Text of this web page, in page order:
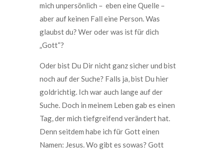
mich unpersönlich – eben eine Quelle –
aber auf keinen Fall eine Person. Was
glaubst du? Wer oder was ist für dich
„Gott“?
Oder bist Du Dir nicht ganz sicher und bist
noch auf der Suche? Falls ja, bist Du hier
goldrichtig. Ich war auch lange auf der
Suche. Doch in meinem Leben gab es einen
Tag, der mich tiefgreifend verändert hat.
Denn seitdem habe ich für Gott einen
Namen: Jesus. Wo gibt es sowas? Gott